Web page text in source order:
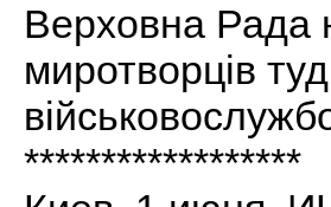
Верховна Рада
миротворців
******************